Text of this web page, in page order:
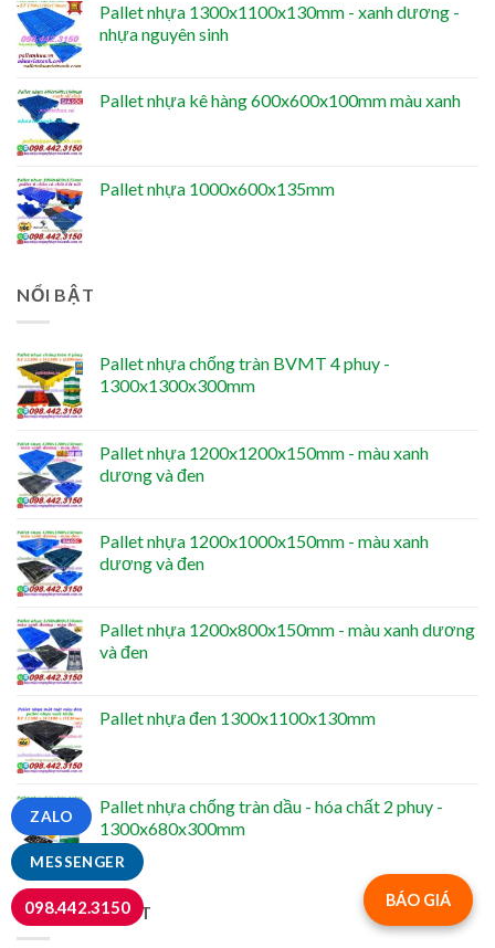
Pallet nhựa 1300x1100x130mm - xanh dương -
nhựa nguyên sinh
Pallet nhựa kê hàng 600x600x100mm màu xanh
Pallet nhựa 1000x600x135mm
NỔI BẬT
Pallet nhựa chống tràn BVMT 4 phuy -
1300x1300x300mm
Pallet nhựa 1200x1200x150mm - màu xanh
dương và đen
Pallet nhựa 1200x1000x150mm - màu xanh
dương và đen
Pallet nhựa 1200x800x150mm - màu xanh dương
và đen
Pallet nhựa đen 1300x1100x130mm
Pallet nhựa chống tràn dầu - hóa chất 2 phuy -
1300x680x300mm
TIN MỚI NHẤT
BÁO GIÁ
MESSENGER
ZALO
098.442.3150